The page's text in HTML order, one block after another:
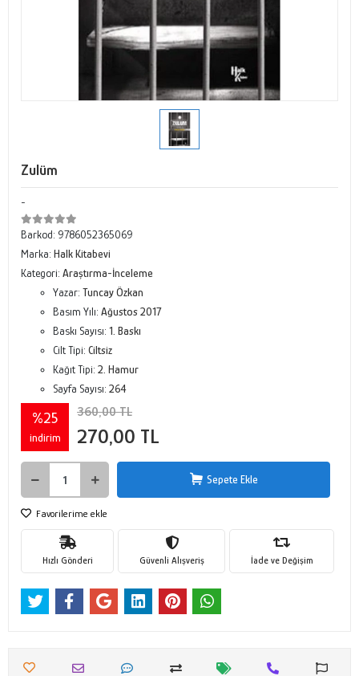
Zulüm
-
Barkod: 9786052365069
Marka: Halk Kitabevi
Kategori: Araştırma-İnceleme
Yazar: Tuncay Özkan
Basım Yılı: Ağustos 2017
Baskı Sayısı: 1. Baskı
Cilt Tipi: Ciltsiz
Kağıt Tipi: 2. Hamur
Sayfa Sayısı: 264
%25
indirim
360,00 TL
270,00 TL
Sepete Ekle
Favorilerime ekle
Hızlı Gönderi Güvenli Alışveriş İade ve Değişim